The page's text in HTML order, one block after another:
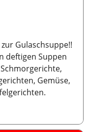
Gulaschsuppe!!
deftigen Suppen
Gemüse,